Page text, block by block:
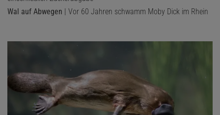
Wal auf Abwegen | Vor 60 Jahren schwamm Moby Dick im Rhein